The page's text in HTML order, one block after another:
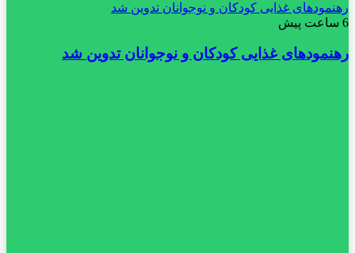
رهنمودهای غذایی کودکان و نوجوانان تدوین شد
6 ساعت پیش
رهنمودهای غذایی کودکان و نوجوانان تدوین شد